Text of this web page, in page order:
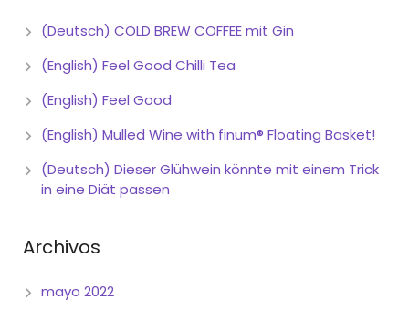
(Deutsch) COLD BREW COFFEE mit Gin
(English) Feel Good Chilli Tea
(English) Feel Good
(English) Mulled Wine with finum® Floating Basket!
(Deutsch) Dieser Glühwein könnte mit einem Trick
in eine Diät passen
Archivos
mayo 2022